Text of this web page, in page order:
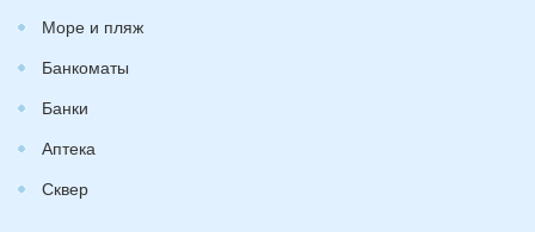
Море и пляж
Банкоматы
Банки
Аптека
Сквер